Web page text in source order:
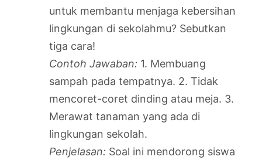
untuk membantu menjaga kebersihan
lingkungan di sekolahmu? Sebutkan
tiga cara!
Contoh Jawaban: 1. Membuang
sampah pada tempatnya. 2. Tidak
mencoret-coret dinding atau meja. 3.
Merawat tanaman yang ada di
lingkungan sekolah.
Penjelasan: Soal ini mendorong siswa